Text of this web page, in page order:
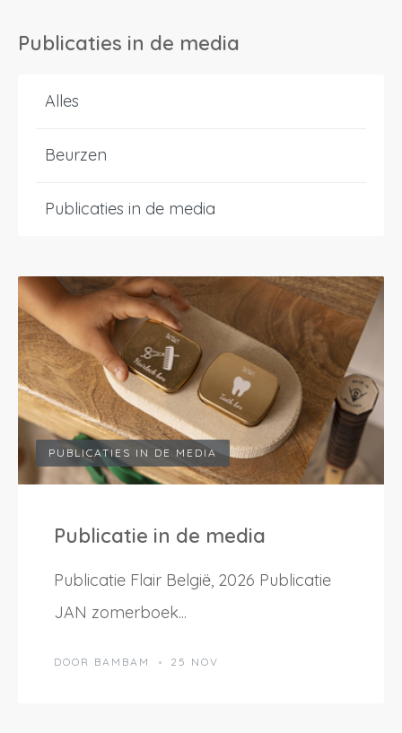
Inloggen
Wachtwoord
Wachtwoord vergeten
Nieuw wachtwoord versturen
Publicaties in de media
Alles
Beurzen
Publicaties in de media
PUBLICATIES IN DE MEDIA
Publicatie in de media
Publicatie Flair België, 2026 Publicatie
JAN zomerboek...
DOOR BAMBAM 25 NOV